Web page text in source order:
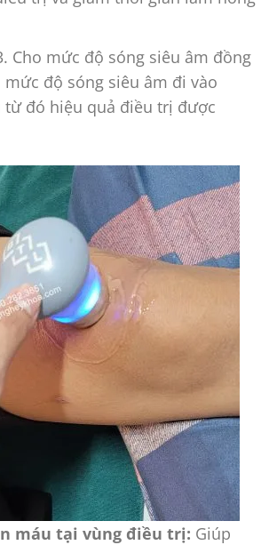
Cho mức độ sóng siêu âm đồng
mức độ sóng siêu âm đi vào
đó hiệu quả điều trị được
máu tại vùng điều trị: Giúp